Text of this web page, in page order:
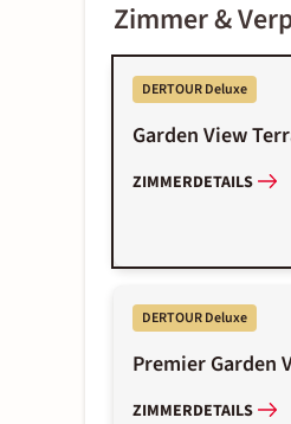
Zimmer &
DERTOUR Deluxe
Garden View
ZIMMERDETAILS
DERTOUR Deluxe
Premier Garden
ZIMMERDETAILS